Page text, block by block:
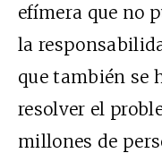
efímera que no
la
que también se
resolver el
millones de